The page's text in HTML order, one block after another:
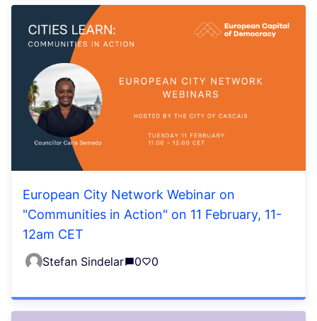
European City Network Webinar on
"Communities in Action" on 11 February, 11-
12am CET
Stefan Sindelar 0 0